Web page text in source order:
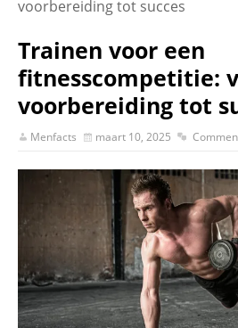
voorbereiding tot succes
Trainen voor een
fitnesscompetitie:
voorbereiding tot
Menfacts maart 10, 2025